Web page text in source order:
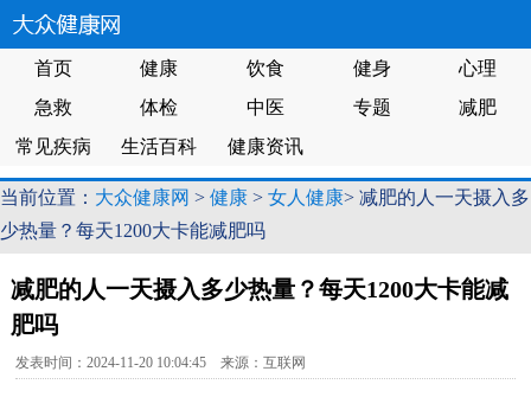
首页 健康 饮食 健身
心理
急救
体检 中医 专题
减肥
常见疾病
生活百科 健康资讯
当前位置： 大众健康网 > 健康 > 女人健康> 减肥的人一天摄入多
少热量？每天1200大卡能减肥吗
减肥的人一天摄入多少热量？每天1200大卡能减
肥吗
发表时间：2024-11-20 10:04:45 来源：互联网